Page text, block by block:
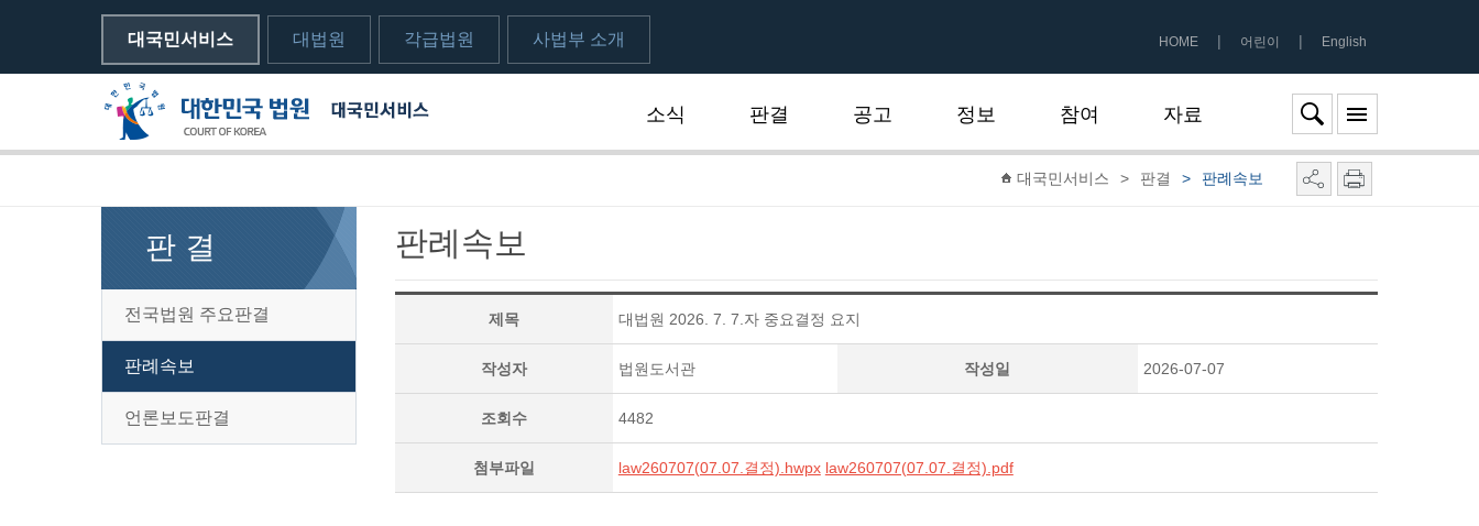
대국민서비스 대법원 각급법원 사법부 소개 HOME | 어린이 | English
소식 판결 공고 정보 참여 자료
메뉴전체보기
대국민서비스 > 판결 > 판례속보
판 결
전국법원 주요판결
판례속보
언론보도판결
판례속보
제목 대법원 2026. 7. 7.자 중요결정 요지
작성자 법원도서관 작성일 2026-07-07
조회수 4482
첨부파일 law260707(07.07.결정).hwpx law260707(07.07.결정).pdf